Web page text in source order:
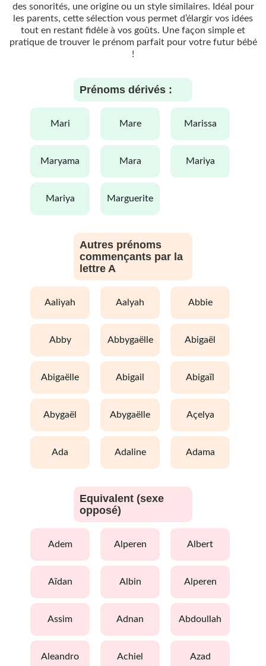
des sonorités, une origine ou un style similaires. Idéal pour
les parents, cette sélection vous permet d’élargir vos idées
tout en restant fidèle à vos goûts. Une façon simple et
pratique de trouver le prénom parfait pour votre futur bébé
!
Prénoms dérivés :
mari mare marissa
maryama mara mariya
mariya marguerite
Autres prénoms
commençants par la
lettre A
aaliyah aalyah abbie
abby abbygaëlle abigaël
abigaëlle abigail abigaïl
abygaël abygaëlle açelya
ada adaline adama
Equivalent (sexe
opposé)
adem alperen albert
aïdan albin alperen
assim adnan abdoullah
aleandro achiel azad